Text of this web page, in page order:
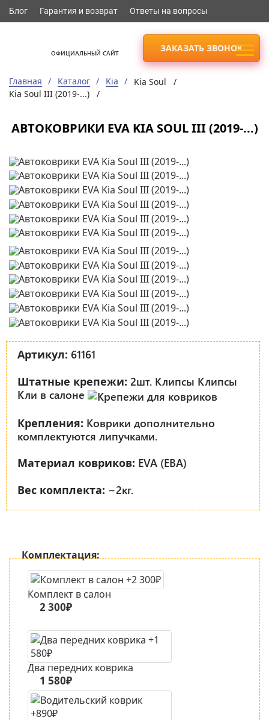
Блог Гарантия и возврат Ответы на вопросы
ОФИЦИАЛЬНЫЙ САЙТ ЗАКАЗАТЬ ЗВОНОК
Главная Каталог Kia
Kia Soul /
Kia Soul III (2019-...) /
АВТОКОВРИКИ EVA KIA SOUL III (2019-...)
Артикул: 61161
Штатные крепежи: 2шт. Клипсы Клипсы
Кли в салоне
Крепления: Коврики дополнительно
комплектуются липучками.
Материал ковриков: EVA (ЕВА)
Вес комплекта: ~2кг.
Комплектация:
Комплект в салон
2 300₽
Два передних коврика
1 580₽